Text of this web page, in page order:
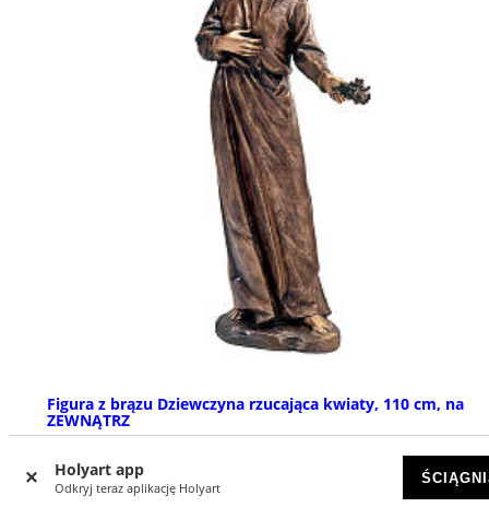
Holyart app
Odkryj teraz aplikację Holyart
Figura z brązu Dziewczyna rzucająca kwiaty, 110 cm, na
ZEWNĄTRZ